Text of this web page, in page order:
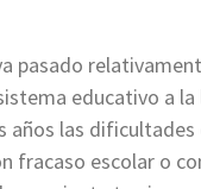
pasado
educativo a
años las
fracaso escolar o